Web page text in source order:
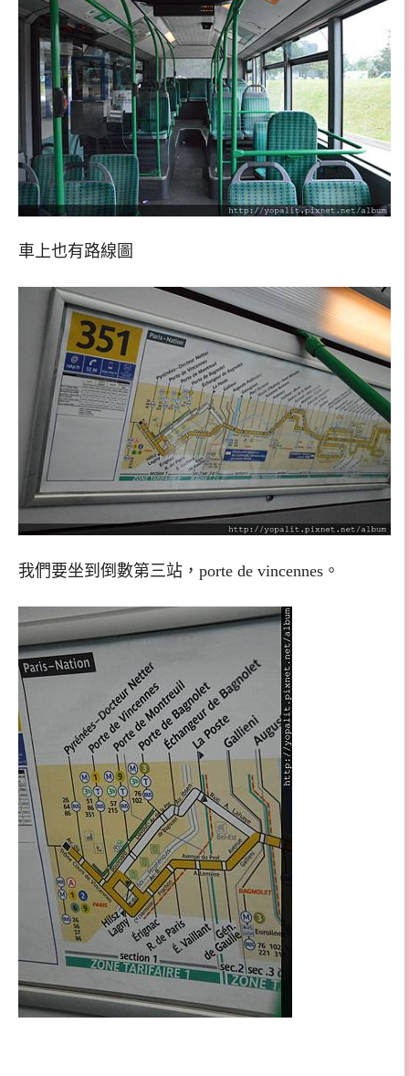
車上也有路線圖
我們要坐到倒數第三站，porte de vincennes。